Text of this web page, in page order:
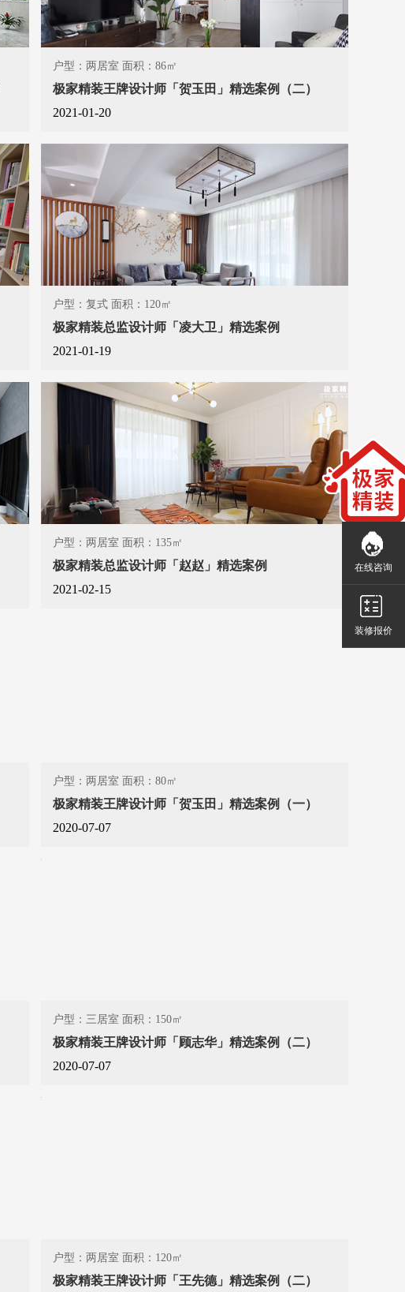
户型：两居室 面积：86㎡
极家精装王牌设计师「贺玉田」精选案例（二）
2021-01-20
户型：复式 面积：120㎡
极家精装总监设计师「凌大卫」精选案例
2021-01-19
户型：两居室 面积：135㎡
极家精装总监设计师「赵赵」精选案例
2021-02-15
户型：两居室 面积：80㎡
极家精装王牌设计师「贺玉田」精选案例（一）
2020-07-07
户型：三居室 面积：150㎡
极家精装王牌设计师「顾志华」精选案例（二）
2020-07-07
户型：两居室 面积：120㎡
极家精装王牌设计师「王先德」精选案例（二）
在线咨询
装修报价